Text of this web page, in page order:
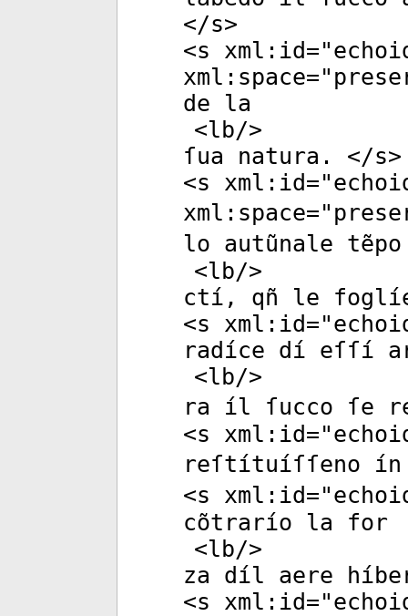
</s>
<s xml:id="
xml:space="
de la
<lb/>
ſua natura. </s>
<s xml:id="
xml:space="
lo autũnale
<lb/>
ctí, qñ le foglíe
<s xml:id="
radíce dí eſſí
<lb/>
ra íl ſucco ſe
<s xml:id="
reſtítuíſſeno
<s xml:id="
cõtrarío la for
<lb/>
za díl aere
<s xml:id="